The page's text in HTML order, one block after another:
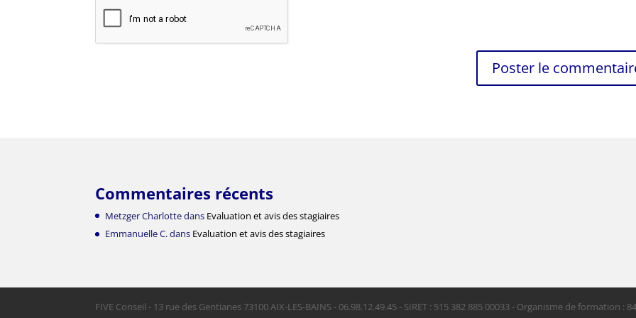
Commentaires récents
Metzger Charlottedans Evaluation et avis des stagiaires
Emmanuelle C.dans Evaluation et avis des stagiaires
FIVE Conseil - 13 rue des Gentianes 73100 AIX-LES-BAINS - 06.98.12.49.45 - SIRET : 515 382 885 00033 - Organisme de formation :